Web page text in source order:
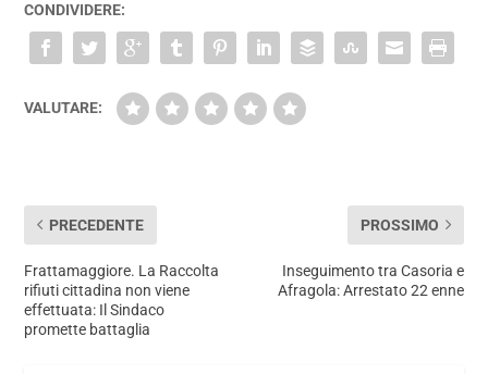
CONDIVIDERE:
VALUTARE:
PRECEDENTE
Frattamaggiore. La Raccolta
rifiuti cittadina non viene
effettuata: Il Sindaco
promette battaglia
PROSSIMO
Inseguimento tra Casoria e
Afragola: Arrestato 22 enne